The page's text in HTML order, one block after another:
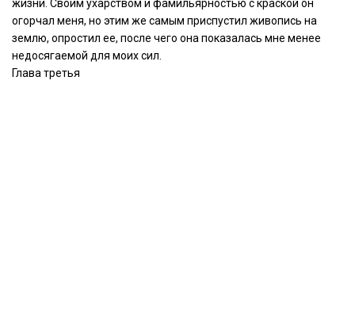
жизни. Своим ухарством и фамильярностью с краской он
огорчал меня, но этим же самым приспустил живопись на
землю, опростил ее, после чего она показалась мне менее
недосягаемой для моих сил.
Глава третья